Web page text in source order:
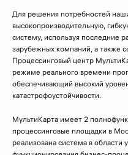
Для решения потребностей
высокопроизводительную,
систему, используя последние
зарубежных компаний, а также
Процессинговый центр
режиме реального времени
обеспечивающий высокий
катастрофоустойчивости.
МультиКарта имеет 2
процессинговые площадки в
реализована система в области